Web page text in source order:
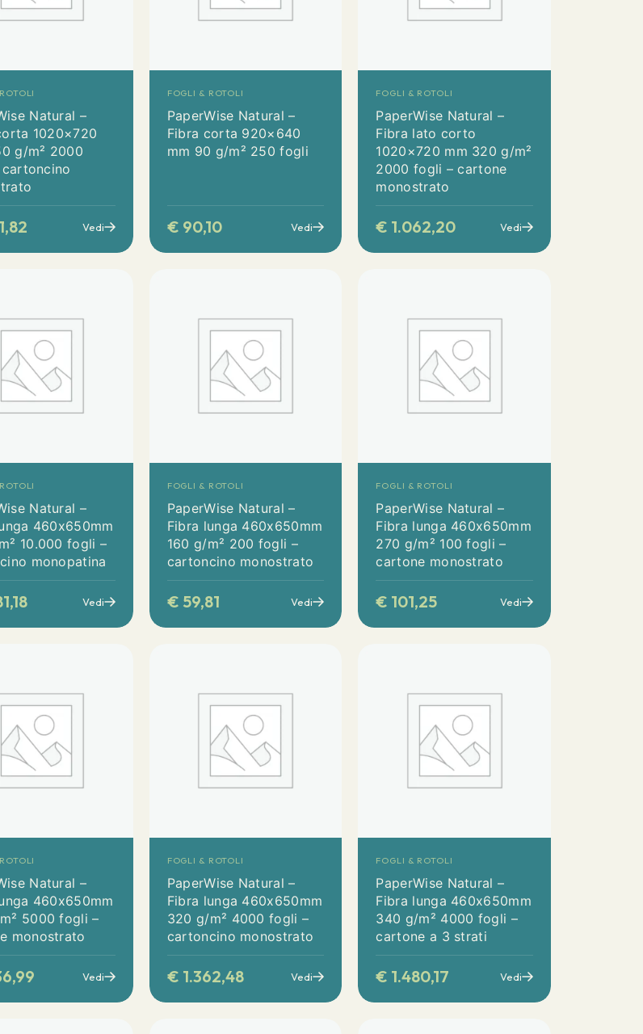
Natural –
1020×720
g/m² 2000
Vedi
FOGLI & ROTOLI
PaperWise Natural –
Fibra corta 920×640
mm 90 g/m² 250 fogli
€ 90,10 Vedi
FOGLI & ROTOLI
PaperWise Natural –
Fibra lato corto
1020×720 mm 320 g/m²
2000 fogli – cartone
monostrato
€ 1.062,20 Vedi
Natural –
460x650mm
10.000 fogli –
monopatina
Vedi
FOGLI & ROTOLI
PaperWise Natural –
Fibra lunga 460x650mm
160 g/m² 200 fogli –
cartoncino monostrato
€ 59,81 Vedi
FOGLI & ROTOLI
PaperWise Natural –
Fibra lunga 460x650mm
270 g/m² 100 fogli –
cartone monostrato
€ 101,25 Vedi
Natural –
460x650mm
5000 fogli –
monostrato
Vedi
FOGLI & ROTOLI
PaperWise Natural –
Fibra lunga 460x650mm
320 g/m² 4000 fogli –
cartoncino monostrato
€ 1.362,48 Vedi
FOGLI & ROTOLI
PaperWise Natural –
Fibra lunga 460x650mm
340 g/m² 4000 fogli –
cartone a 3 strati
€ 1.480,17 Vedi